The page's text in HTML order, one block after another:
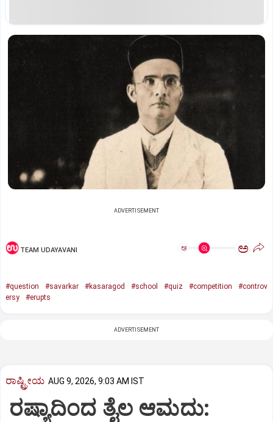
ADVERTISEMENT
TEAM UDAYAVANI ಅ ಅ
#question #savarkar #kasaragod #school #quiz #competition
#controv
ersy
#erupts
ADVERTISEMENT
ರಾಷ್ಟ್ರೀಯ AUG 9, 2026, 9:03 AM IST
ರಷ್ಯಾದಿಂದ ತೈಲ ಆಮದು: